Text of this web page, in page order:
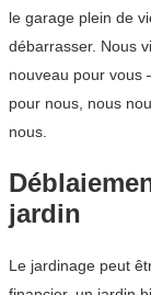
le garage plein de
débarrasser. Nous
nouveau pour vous
pour nous, nous
nous.
jardin
Le jardinage peut